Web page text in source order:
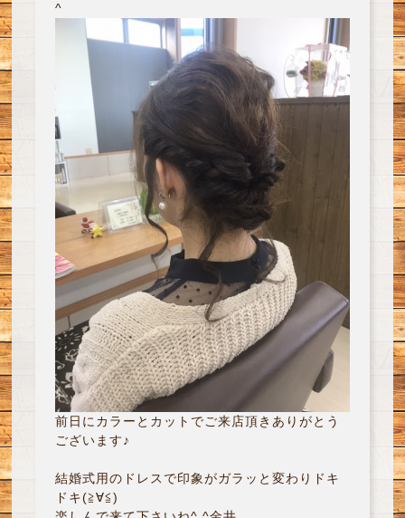
^
前日にカラーとカットでご来店頂きありがとう
ございます♪
結婚式用のドレスで印象がガラッと変わりドキ
ドキ(≧∀≦)